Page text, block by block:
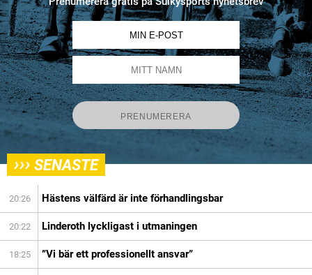
››› SENASTE
20:26 Hästens välfärd är inte förhandlingsbar
20:22 Linderoth lyckligast i utmaningen
18:25 ”Vi bär ett professionellt ansvar”